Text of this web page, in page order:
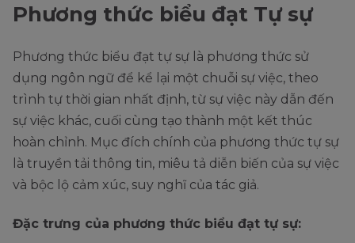
Phương thức biểu đạt Tự sự
Phương thức biểu đạt tự sự là phương thức sử
dụng ngôn ngữ để kể lại một chuỗi sự việc, theo
trình tự thời gian nhất định, từ sự việc này dẫn đến
sự việc khác, cuối cùng tạo thành một kết thúc
hoàn chỉnh. Mục đích chính của phương thức tự sự
là truyền tải thông tin, miêu tả diễn biến của sự việc
và bộc lộ cảm xúc, suy nghĩ của tác giả.
Đặc trưng của phương thức biểu đạt tự sự: